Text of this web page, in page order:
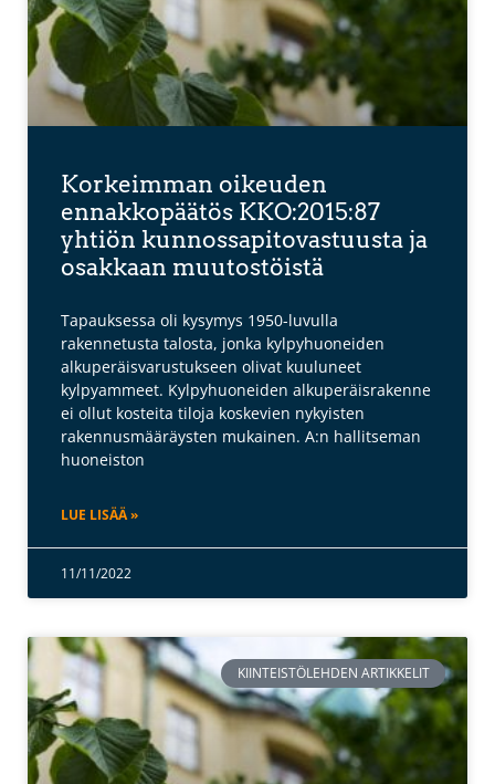
Korkeimman oikeuden
ennakkopäätös KKO:2015:87
yhtiön kunnossapitovastuusta ja
osakkaan muutostöistä
Tapauksessa oli kysymys 1950-luvulla
rakennetusta talosta, jonka kylpyhuoneiden
alkuperäisvarustukseen olivat kuuluneet
kylpyammeet. Kylpyhuoneiden alkuperäisrakenne
ei ollut kosteita tiloja koskevien nykyisten
rakennusmääräysten mukainen. A:n hallitseman
huoneiston
LUE LISÄÄ »
11/11/2022
KIINTEISTÖLEHDEN ARTIKKELIT